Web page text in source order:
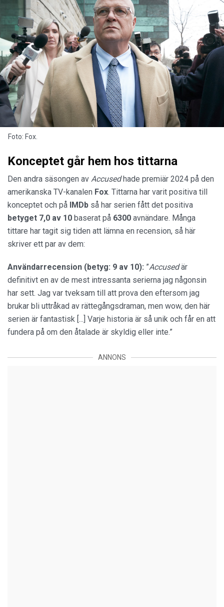
Foto: Fox.
Konceptet går hem hos tittarna
Den andra säsongen av Accusedhade premiär 2024 på den
amerikanska TV-kanalen Fox. Tittarna har varit positiva till
konceptet och på IMDb så har serien fått det positiva
betyget 7,0 av 10 baserat på 6300 avnändare. Många
tittare har tagit sig tiden att lämna en recension, så här
skriver ett par av dem:
Användarrecension (betyg: 9 av 10): ”Accusedär
definitivt en av de mest intressanta serierna jag någonsin
har sett. Jag var tveksam till att prova den eftersom jag
brukar bli uttråkad av rättegångsdraman, men wow, den här
serien är fantastisk [...] Varje historia är så unik och får en att
fundera på om den åtalade är skyldig eller inte.”
ANNONS